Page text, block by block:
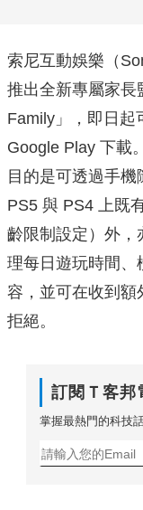
索尼互動娛樂（
推出全新專屬家長
Family」，即日起
Google Play 下載
目的是可透過手
PS5 與 PS4 上既
齡限制設定）外，
理每日遊玩時間、
容，並可在收到額
拒絕。
訂閱Ｔ客邦
掌握最熱門的科技